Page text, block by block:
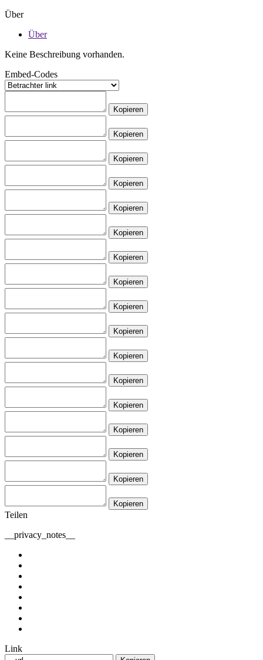
Über
Über
Keine Beschreibung vorhanden.
Embed-Codes
Kopieren
Kopieren
Kopieren
Kopieren
Kopieren
Kopieren
Kopieren
Kopieren
Kopieren
Kopieren
Kopieren
Kopieren
Kopieren
Kopieren
Kopieren
Kopieren
Kopieren
Teilen
__privacy_notes__
Link